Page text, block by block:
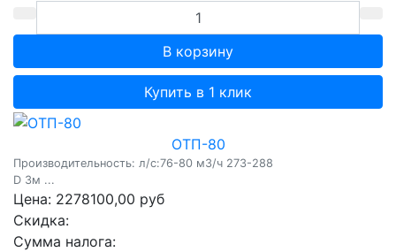
Купить в 1 клик
ОТП-80
Производительность: л/c:76-80 м3/ч 273-288
D 3м ...
Цена: 2278100,00 руб
Скидка:
Сумма налога: